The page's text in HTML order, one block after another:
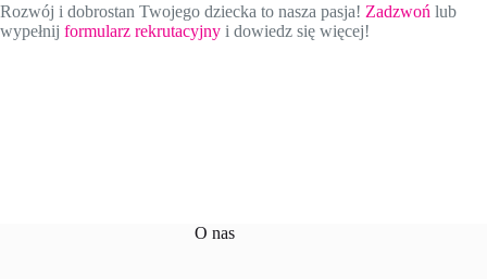
Rozwój i dobrostan Twojego dziecka to nasza pasja! Zadzwoń lub
wypełnij formularz rekrutacyjny i dowiedz się więcej!
O nas